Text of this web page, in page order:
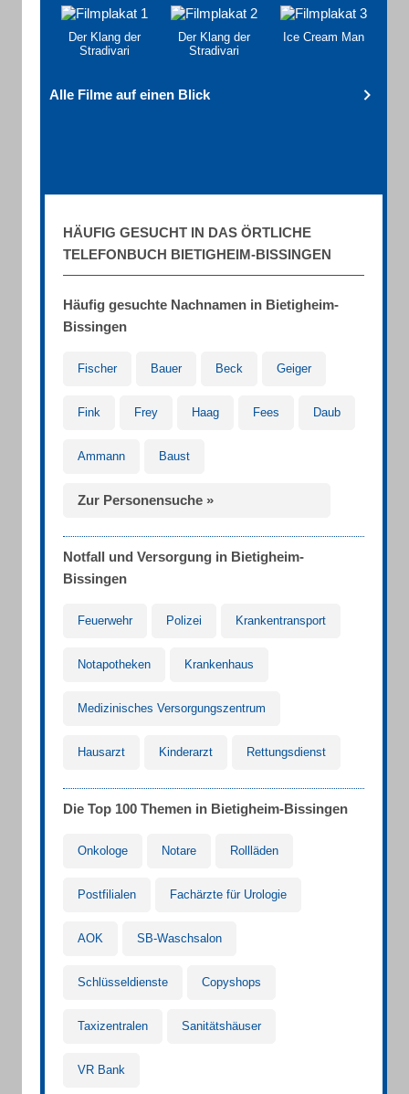
Der Klang der
Stradivari
Der Klang der
Stradivari
Ice Cream Man
Alle Filme auf einen Blick
HÄUFIG GESUCHT IN DAS ÖRTLICHE
TELEFONBUCH BIETIGHEIM-BISSINGEN
Häufig gesuchte Nachnamen in Bietigheim-
Bissingen
Fischer Bauer Beck Geiger
Fink Frey Haag Fees Daub
Ammann Baust
Zur Personensuche »
Notfall und Versorgung in Bietigheim-
Bissingen
Feuerwehr Polizei Krankentransport
Notapotheken Krankenhaus
Medizinisches Versorgungszentrum
Hausarzt Kinderarzt Rettungsdienst
Die Top 100 Themen in Bietigheim-Bissingen
Onkologe Notare Rollläden
Postfilialen Fachärzte für Urologie
AOK SB-Waschsalon
Schlüsseldienste Copyshops
Taxizentralen Sanitätshäuser
VR Bank